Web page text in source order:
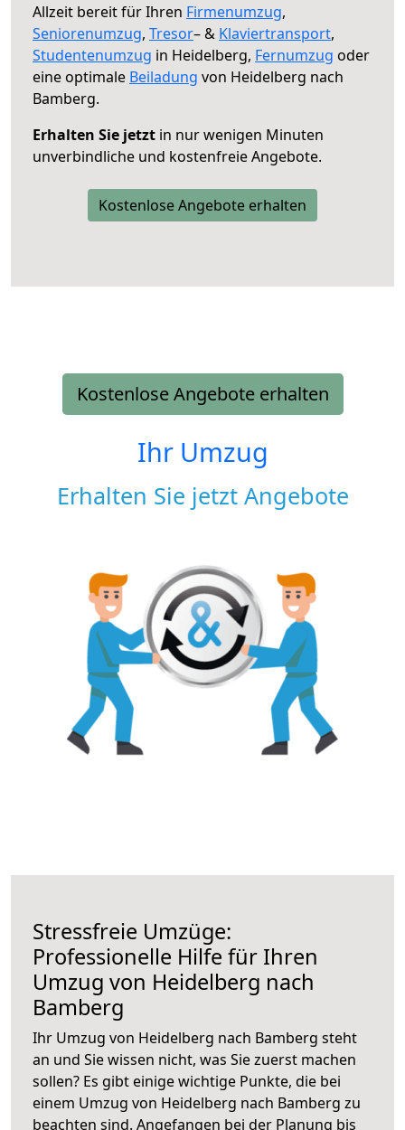
Allzeit bereit für Ihren Firmenumzug,
Seniorenumzug, Tresor– & Klaviertransport,
Studentenumzug in Heidelberg, Fernumzug oder
eine optimale Beiladung von Heidelberg nach
Bamberg.
Erhalten Sie jetzt in nur wenigen Minuten
unverbindliche und kostenfreie Angebote.
Kostenlose Angebote erhalten
Kostenlose Angebote erhalten
Ihr Umzug
Erhalten Sie jetzt Angebote
Stressfreie Umzüge:
Professionelle Hilfe für Ihren
Umzug von Heidelberg nach
Bamberg
Ihr Umzug von Heidelberg nach Bamberg steht
an und Sie wissen nicht, was Sie zuerst machen
sollen? Es gibt einige wichtige Punkte, die bei
einem Umzug von Heidelberg nach Bamberg zu
beachten sind. Angefangen bei der Planung bis